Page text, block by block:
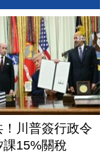
！川普簽行政令
15%關稅